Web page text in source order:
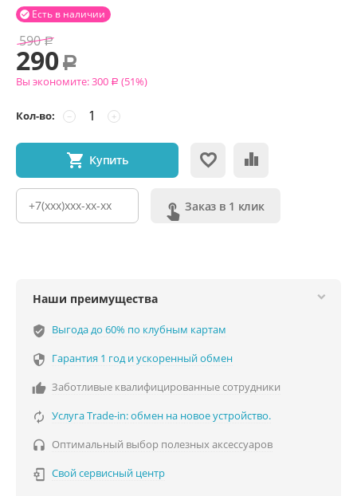
Есть в наличии

590 Р
290 Р
Вы экономите:300 Р (51%)
Кол-во: +
−
Купить
Заказ в 1 клик
Наши преимущества
verified_user Выгода до 60% по клубным картам
 Гарантия 1 год и ускоренный обмен
 Заботливые квалифицированные сотрудники
 Услуга Trade-in: обмен на новое устройство.
 Оптимальный выбор полезных аксессуаров
 Свой сервисный центр